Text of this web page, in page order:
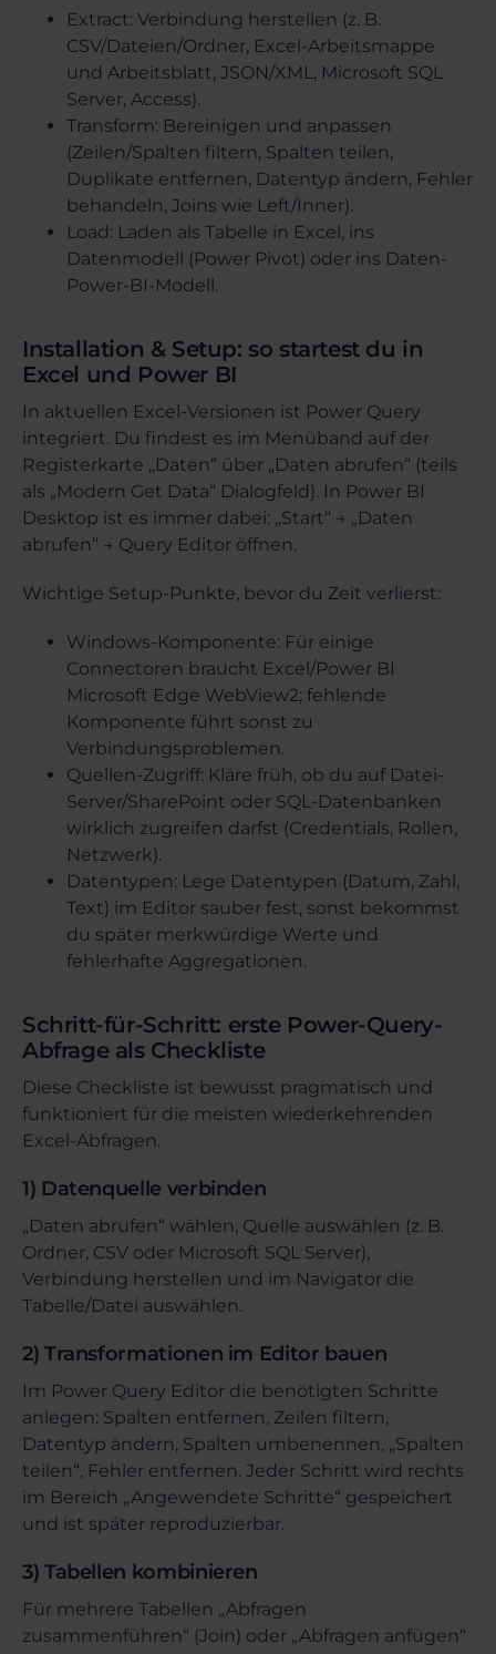
Extract: Verbindung herstellen (z. B.
CSV/Dateien/Ordner, Excel-Arbeitsmappe
und Arbeitsblatt, JSON/XML, Microsoft SQL
Server, Access).
Transform: Bereinigen und anpassen
(Zeilen/Spalten filtern, Spalten teilen,
Duplikate entfernen, Datentyp ändern, Fehler
behandeln, Joins wie Left/Inner).
Load: Laden als Tabelle in Excel, ins
Datenmodell (Power Pivot) oder ins Daten-
Power-BI-Modell.
Installation & Setup: so startest du in
Excel und Power BI
In aktuellen Excel-Versionen ist Power Query
integriert. Du findest es im Menüband auf der
Registerkarte „Daten“ über „Daten abrufen“ (teils
als „Modern Get Data“ Dialogfeld). In Power BI
Desktop ist es immer dabei: „Start“ → „Daten
abrufen“ → Query Editor öffnen.
Wichtige Setup-Punkte, bevor du Zeit verlierst:
Windows-Komponente: Für einige
Connectoren braucht Excel/Power BI
Microsoft Edge WebView2; fehlende
Komponente führt sonst zu
Verbindungsproblemen.
Quellen-Zugriff: Kläre früh, ob du auf Datei-
Server/SharePoint oder SQL-Datenbanken
wirklich zugreifen darfst (Credentials, Rollen,
Netzwerk).
Datentypen: Lege Datentypen (Datum, Zahl,
Text) im Editor sauber fest, sonst bekommst
du später merkwürdige Werte und
fehlerhafte Aggregationen.
Schritt-für-Schritt: erste Power-Query-
Abfrage als Checkliste
Diese Checkliste ist bewusst pragmatisch und
funktioniert für die meisten wiederkehrenden
Excel-Abfragen.
1) Datenquelle verbinden
„Daten abrufen“ wählen, Quelle auswählen (z. B.
Ordner, CSV oder Microsoft SQL Server),
Verbindung herstellen und im Navigator die
Tabelle/Datei auswählen.
2) Transformationen im Editor bauen
Im Power Query Editor die benötigten Schritte
anlegen: Spalten entfernen, Zeilen filtern,
Datentyp ändern, Spalten umbenennen, „Spalten
teilen“, Fehler entfernen. Jeder Schritt wird rechts
im Bereich „Angewendete Schritte“ gespeichert
und ist später reproduzierbar.
3) Tabellen kombinieren
Für mehrere Tabellen „Abfragen
zusammenführen“ (Join) oder „Abfragen anfügen“